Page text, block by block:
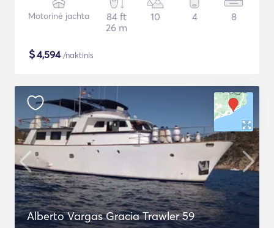
Motorinė jachta
84 ft
26 m
10 4 8
$4,594/naktinis
Alberto Vargas Gracia Trawler 59